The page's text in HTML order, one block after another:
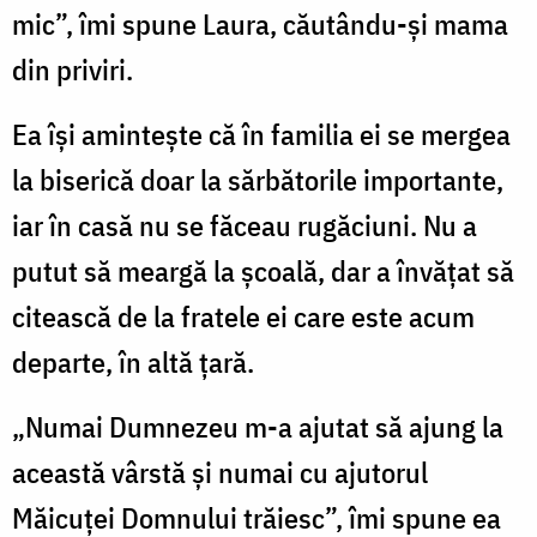
mic”, îmi spune Laura, căutându-și mama
din priviri.
Ea își amintește că în familia ei se mergea
la biserică doar la sărbătorile importante,
iar în casă nu se făceau rugăciuni. Nu a
putut să meargă la școală, dar a învățat să
citească de la fratele ei care este acum
departe, în altă țară.
„Numai Dumnezeu m-a ajutat să ajung la
această vârstă și numai cu ajutorul
Măicuței Domnului trăiesc”, îmi spune ea